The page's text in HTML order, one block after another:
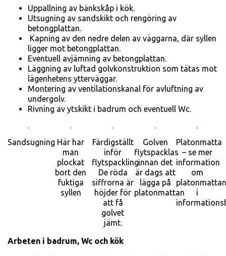
Uppallning av bänkskåp i kök.
Utsugning av sandskikt och ren­göring av
betongplattan.
Kapning av den nedre delen av väggarna, där syllen
ligger mot betongplattan.
Eventuell avjämning av betong­plattan.
Läggning av luftad golvkonstruktion som tätas mot
lägenhetens ytterväggar.
Montering av ventilationskanal för avluftning av
undergolv.
Rivning av ytskikt i badrum och eventuell Wc.
Sandsugning Här har
man
plockat
bort den
fuktiga
syllen
Färdigställt
inför
flytspackling.
De röda
siffrorna är
höjder för
att få
golvet
jämt.
Golven
flytspacklas
innan det
är dags att
lägga på
platonmattan
Platonmatta
– se mer
information
om
i
Arbeten i badrum, Wc och kök